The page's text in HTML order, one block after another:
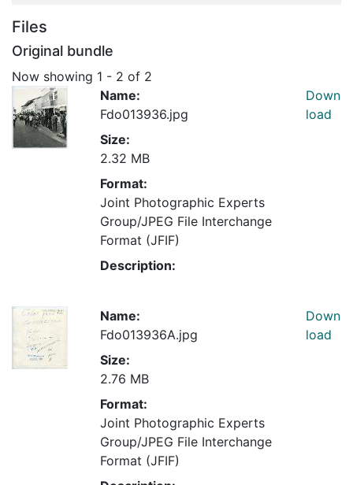
Files
Original bundle
Now showing 1 - 2 of 2
Name:
Fdo013936.jpg
Size:
2.32 MB
Format:
Joint Photographic Experts
Group/JPEG File Interchange
Format (JFIF)
Description:
Down
load
Name:
Fdo013936A.jpg
Size:
2.76 MB
Format:
Joint Photographic Experts
Group/JPEG File Interchange
Format (JFIF)
Down
load